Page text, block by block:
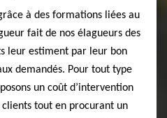
à des formations liées au
fait de nos élagueurs des
leur estiment par leur bon
demandés. Pour tout type
un coût d’intervention
tout en procurant un